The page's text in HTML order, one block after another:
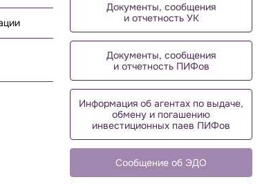
Документы, сообщения
и отчетность УК
Документы, сообщения
и отчетность ПИФов
Информация об агентах по выдаче,
обмену и погашению
инвестиционных паев ПИФов
Сообщение об ЭДО